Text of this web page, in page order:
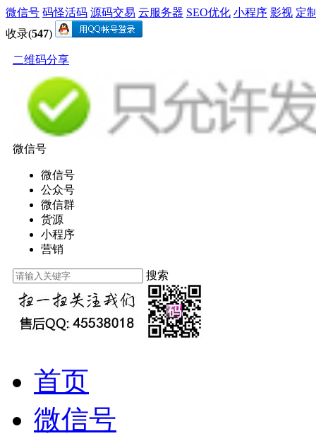
微信号 码怪活码 源码交易 云服务器 SEO优化 小程序 影视 定
收录(547)
二维码分享
微信号
微信号
公众号
微信群
货源
小程序
营销
搜索
首页
微信号